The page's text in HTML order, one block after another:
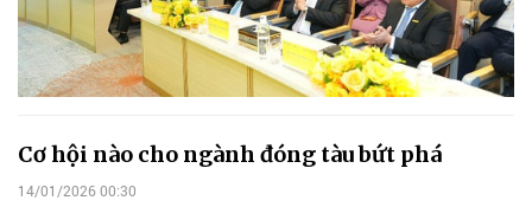
Cơ hội nào cho ngành đóng tàu bứt phá
14/01/2026 00:30